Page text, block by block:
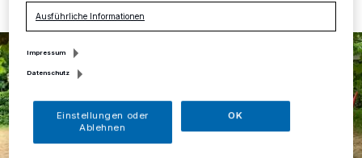
Ausführliche Informationen
Impressum
Datenschutz
Einstellungen oder
Ablehnen
OK